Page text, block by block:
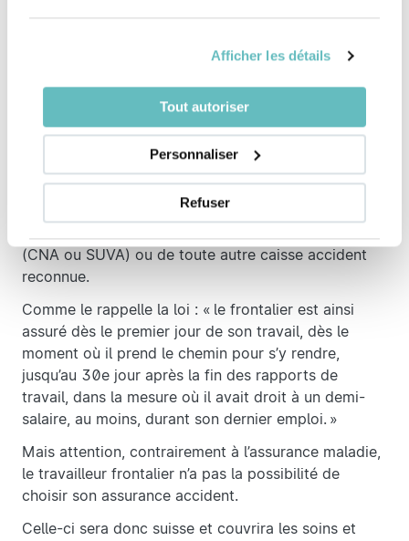
Afficher les détails
Tout autoriser
Personnaliser
Refuser
d’assuré suisse vous assure une prise en charge sur
L’assurance accident du frontalier en
Pour ce qui est de votreassurance accident,
l’affiliation se fait par l’intermédiaire de votre
(CNA ou SUVA) ou de toute autre caisse accident
reconnue.
Comme le rappelle la loi : « le frontalier est ainsi
assuré dès le premier jour de son travail, dès le
moment où il prend le chemin pour s’y rendre,
jusqu’au 30e jour après la fin des rapports de
travail, dans la mesure où il avait droit à un demi-
salaire, au moins, durant son dernier emploi. »
Mais attention, contrairement à l’assurance maladie,
le travailleur frontalier n’a pas la possibilité de
choisir son assurance accident.
Celle-ci sera donc suisse et couvrira les soins et